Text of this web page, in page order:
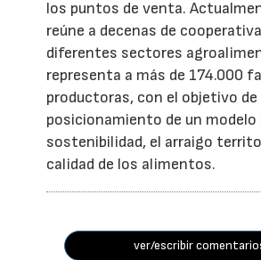
los puntos de venta.
reúne a decenas de
diferentes sectores
representa a más de 174.000
productoras, con el objetivo
posicionamiento de un modelo
sostenibilidad, el arraigo
calidad de los alimentos.
ver/escribir